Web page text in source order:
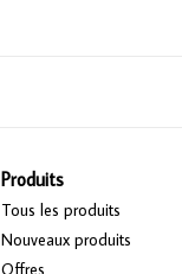
Produits
Tous les produits
Nouveaux produits
Offres